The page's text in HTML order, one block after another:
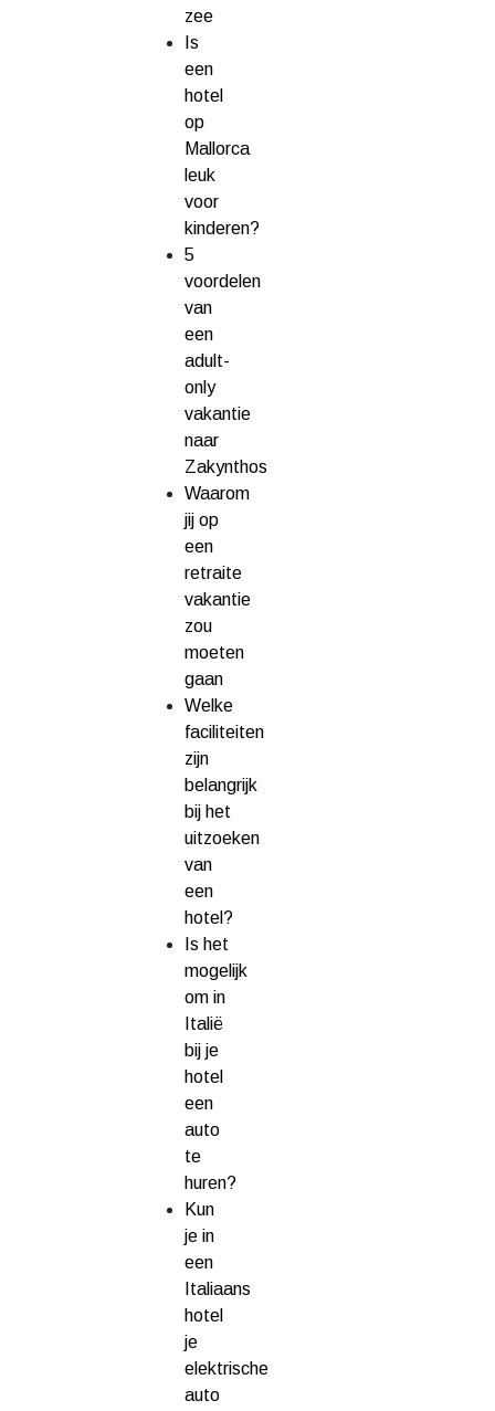
zee
Is
een
hotel
op
Mallorca
leuk
voor
kinderen?
5
voordelen
van
een
adult-
only
vakantie
naar
Zakynthos
Waarom
jij op
een
retraite
vakantie
zou
moeten
gaan
Welke
faciliteiten
zijn
belangrijk
bij het
uitzoeken
van
een
hotel?
Is het
mogelijk
om in
Italië
bij je
hotel
een
auto
te
huren?
Kun
je in
een
Italiaans
hotel
je
elektrische
auto